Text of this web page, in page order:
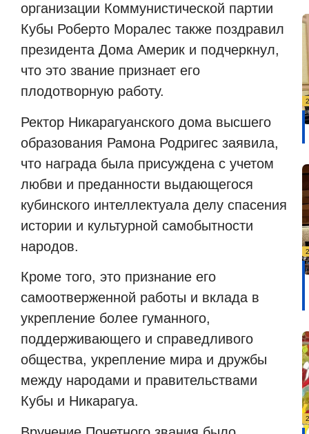
организации Коммунистической партии
Кубы Роберто Моралес также поздравил
президента Дома Америк и подчеркнул,
что это звание признает его
плодотворную работу.
Ректор Никарагуанского дома высшего
образования Рамона Родригес заявила,
что награда была присуждена с учетом
любви и преданности выдающегося
кубинского интеллектуала делу спасения
истории и культурной самобытности
народов.
Кроме того, это признание его
самоотверженной работы и вклада в
укрепление более гуманного,
поддерживающего и справедливого
общества, укрепление мира и дружбы
между народами и правительствами
Кубы и Никарагуа.